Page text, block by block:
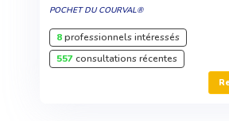
POCHET DU COURVAL®
8professionnels intéressés
557consultations récentes